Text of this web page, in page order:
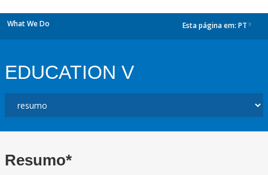
What We Do Esta página em: PT
EDUCATION V
Resumo*